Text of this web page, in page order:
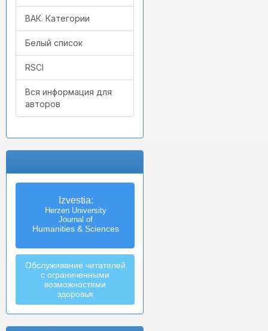
ВАК. Категории
Белый список
RSCI
Вся информация для
авторов
Izvestia:
Herzen University
Journal of
Humanities & Sciences
Обслуживание читателей
с ограниченными
возможностями
здоровья